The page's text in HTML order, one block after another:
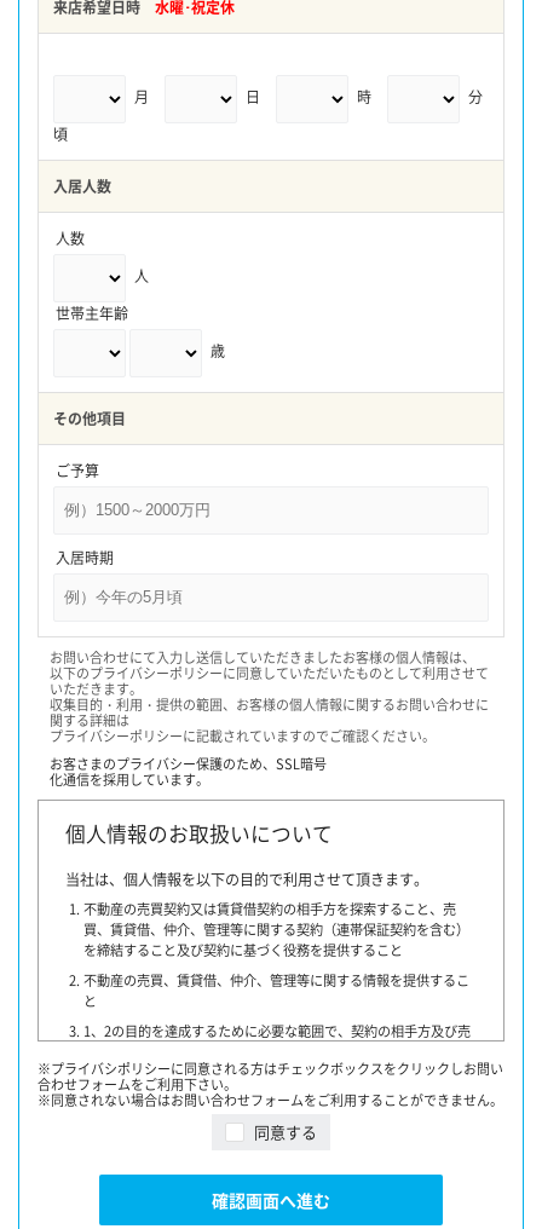
来店希望日時 水曜･祝定休
月 日 時
分
頃
入居人数
人数
人
世帯主年齢
歳
その他項目
ご予算
入居時期
お問い合わせにて入力し送信していただきましたお客様の個人情報は、
以下のプライバシーポリシーに同意していただいたものとして利用させて
いただきます。
収集目的・利用・提供の範囲、お客様の個人情報に関するお問い合わせに
関する詳細は
プライバシーポリシーに記載されていますのでご確認ください。
お客さまのプライバシー保護のため、 SSL暗号
化通信を採用しています。
個人情報のお取扱いについて
当社は、個人情報を以下の目的で利用させて頂きます。
不動産の売買契約又は賃貸借契約の相手方を探索すること、売
買、賃貸借、仲介、管理等に関する契約（連帯保証契約を含む）
を締結すること及び契約に基づく役務を提供すること
不動産の売買、賃貸借、仲介、管理等に関する情報を提供するこ
と
1、2の目的を達成するために必要な範囲で、契約の相手方及び売
情報を書面又はインターネットで提供する者・団体・広告会社、
融資に関わる金融機関、登記等に関わる司法書士その他専門家、
提携損害保険会社、不動産管理業者、保証委託会社又はお客様の
同意を得た第三者に対して提供すること
機構に通知致します。
指定流通機構は、物件情報及び成約情報（成約情報は、売主
※プライバシポリシーに同意される方はチェックボックスをクリックしお問い
合わせフォームをご利用下さい。
※同意されない場合はお問い合わせフォームをご利用することができません。
同意する
確認画面へ進む